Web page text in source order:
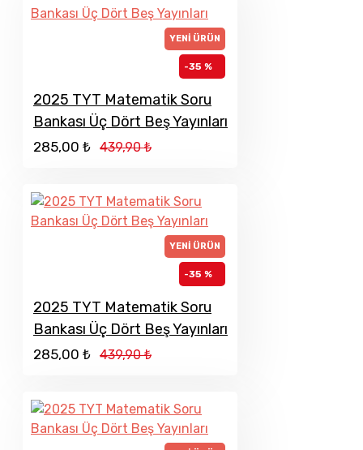
YENI ÜRÜN
-35 %
2025 TYT Matematik Soru
Bankası Üç Dört Beş Yayınları
285,00 ₺ 439,90 ₺
YENI ÜRÜN
-35 %
2025 TYT Matematik Soru
Bankası Üç Dört Beş Yayınları
285,00 ₺ 439,90 ₺